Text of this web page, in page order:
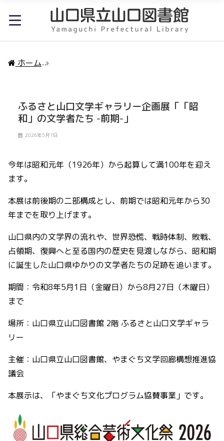
ホーム
ふるさと山口文学ギャラリー企画展「「昭
和」の文学者たち -前期-」
2026年5月7日
今年は昭和元年（1926年）から起算して満100年を迎え
ます。
本展は前後期の二部構成とし、前期では昭和元年から30
年までを取り上げます。
山口県内の文学界の流れや、世界恐慌、戦時体制、敗戦、
占領期、復興へと至る国内の歴史を見渡しながら、昭和期
に誕生した山口県ゆかりの文学者たちの足跡を追います。
期間：令和8年5月1日（金曜日）から8月27日（木曜日）
まで
場所：山口県立山口図書館 2階 ふるさと山口文学ギャラ
リー
主催：山口県立山口図書館、やまぐち文学回廊構想推進協
議会
本展示は、「やまぐち文化プログラム協賛事業」です。